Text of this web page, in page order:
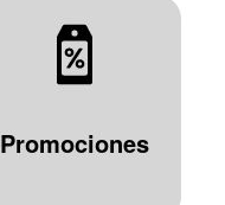
Promociones